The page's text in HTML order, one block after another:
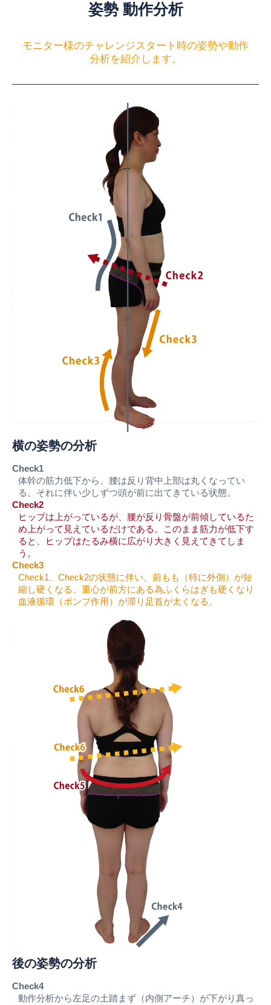
姿勢 動作分析
モニター様のチャレンジスタート時の姿勢や動作
分析を紹介します。
横の姿勢の分析
Check1
体幹の筋力低下から、腰は反り背中上部は丸くなってい
る。それに伴い少しずつ頭が前に出てきている状態。
Check2
ヒップは上がっているが、腰が反り骨盤が前傾しているた
め上がって見えているだけである。このまま筋力が低下す
ると、ヒップはたるみ横に広がり大きく見えてきてしま
う。
Check3
Check1、Check2の状態に伴い、前もも（特に外側）が短
縮し硬くなる。重心が前方にある為ふくらはぎも硬くなり
血液循環（ポンプ作用）が滞り足首が太くなる。
後の姿勢の分析
Check4
動作分析から左足の土踏まず（内側アーチ）が下がり真っ